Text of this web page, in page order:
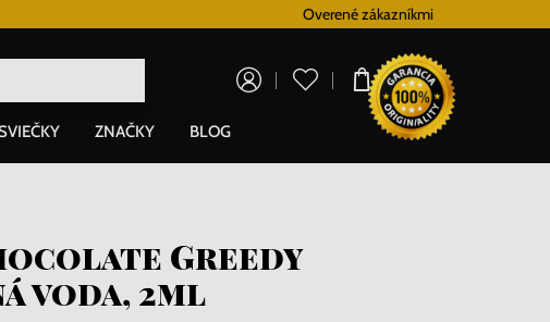
Overené zákazníkmi
0,00 €
ZNAČKY BLOG
Greedy
voda, 2ml